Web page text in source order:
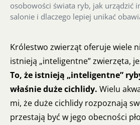
osobowości świata ryb, jak urządzić
salonie i dlaczego lepiej unikać
Królestwo zwierząt oferuje wiele
istnieją „inteligentne” zwierzęta,
To, że istnieją „inteligentne”
właśnie duże cichlidy. Wielu
mi, że duże cichlidy rozpoznają
przestają być w jego obecności